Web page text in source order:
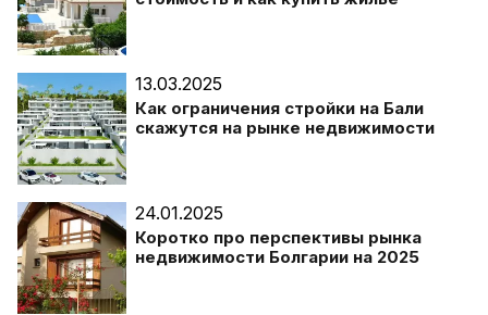
13.03.2025
Как ограничения стройки на Бали
скажутся на рынке недвижимости
24.01.2025
Коротко про перспективы рынка
недвижимости Болгарии на 2025